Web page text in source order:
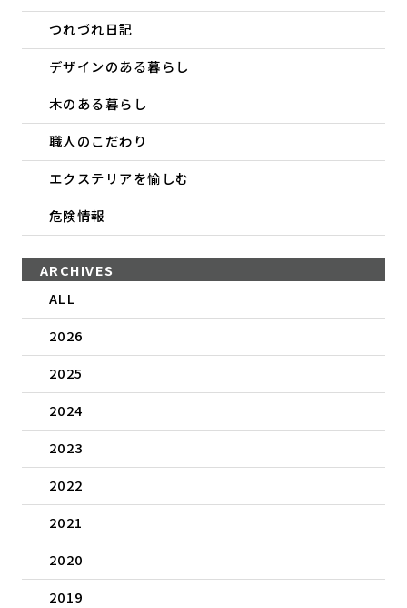
つれづれ日記
デザインのある暮らし
木のある暮らし
職人のこだわり
エクステリアを愉しむ
危険情報
ARCHIVES
ALL
2026
2025
2024
2023
2022
2021
2020
2019